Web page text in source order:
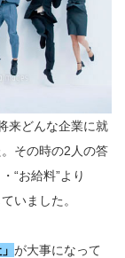
来どんな企業に就
その時の2人の答
“お給料”より
いました。
が大事になって